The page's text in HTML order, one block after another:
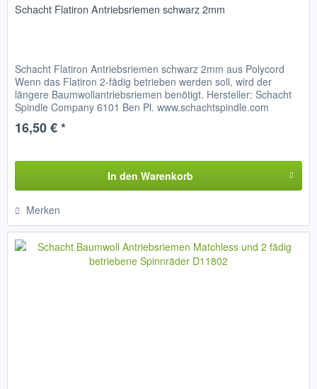
Schacht Flatiron Antriebsriemen schwarz 2mm
Schacht Flatiron Antriebsriemen schwarz 2mm aus Polycord
Wenn das Flatiron 2-fädig betrieben werden soll, wird der
längere Baumwollantriebsriemen benötigt. Hersteller: Schacht
Spindle Company 6101 Ben Pl. www.schachtspindle.com
16,50 € *
In den Warenkorb
Merken